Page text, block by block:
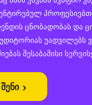
ცნობადობას და
უადვილებს
შესაბამისი